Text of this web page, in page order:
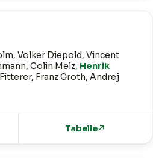
Volker Diepold, Vincent
Colin Melz, Henrik
Franz Groth, Andrej
Tabelle↗